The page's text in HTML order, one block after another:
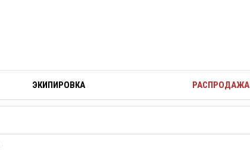
ЭКИПИРОВКА РАСПРОДАЖА